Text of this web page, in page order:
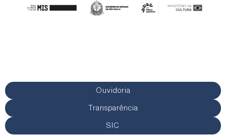
Ouvidoria
Transparência
SIC